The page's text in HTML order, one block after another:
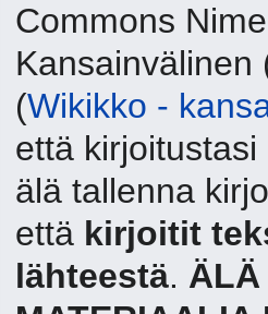
Commons
Kansainvälinen
(Wikikko -
että
älä tallenna
että kirjoitit
lähteestä. ÄLÄ